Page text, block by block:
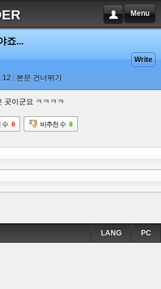
Menu
죠...
본문 건너뛰기
Write
곳이군요 ㅋㅋㅋㅋ
수 0 비추천 수 0
PC
LANG